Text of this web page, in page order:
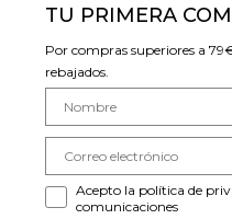
TU PRIMERA
Por compras superiores a
rebajados.
Acepto la política de
comunicaciones